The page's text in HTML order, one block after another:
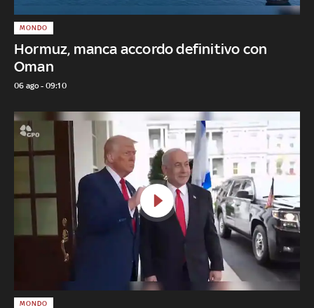
Hormuz, manca accordo definitivo con
Oman
MONDO
06 ago - 09:10
MONDO